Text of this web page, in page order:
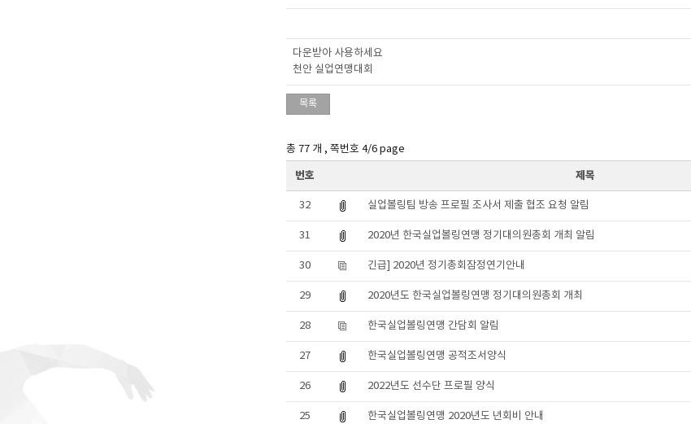
다운받아 사용하세요
천안 실업연맹대회
목록
총 77 개 , 쪽번호 4/6 page
번호 제목
32 실업볼링팀 방송 프로필 조사서 제출 협조 요청 알림
31 2020년 한국실업볼링연맹 정기대의원총회 개최 알림
30 긴급] 2020년 정기총회잠정연기안내
29 2020년도 한국실업볼링연맹 정기대의원총회 개최
28 한국실업볼링연맹 간담회 알림
27 한국실업볼링연맹 공적조서양식
26 2022년도 선수단 프로필 양식
25 한국실업볼링연맹 2020년도 년회비 안내